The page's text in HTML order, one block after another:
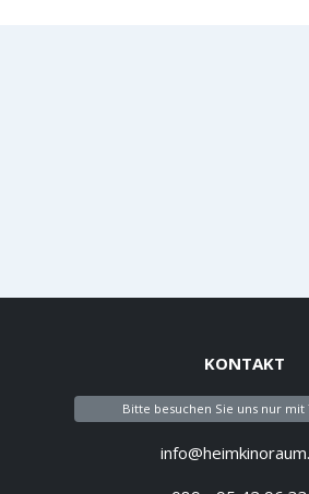
KONTAKT
Bitte besuchen Sie uns nur